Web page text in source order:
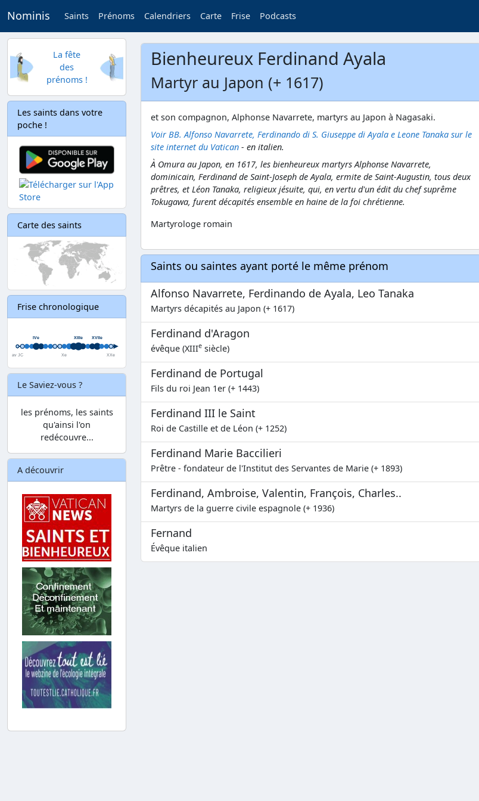
Nominis Saints Prénoms Calendriers Carte Frise Podcasts
La fête
des
prénoms !
Les saints dans votre
poche !
Carte des saints
Frise chronologique
Le Saviez-vous ?
les prénoms, les saints
qu'ainsi l'on
redécouvre...
A découvrir
Bienheureux Ferdinand Ayala
Martyr au Japon (+ 1617)
et son compagnon, Alphonse Navarrete, martyrs au Japon à Nagasaki.
Voir BB. Alfonso Navarrete, Ferdinando di S. Giuseppe di Ayala e Leone Tanaka sur le
site internet du Vatican - en italien.
À Omura au Japon, en 1617, les bienheureux martyrs Alphonse Navarrete,
dominicain, Ferdinand de Saint-Joseph de Ayala, ermite de Saint-Augustin, tous deux
prêtres, et Léon Tanaka, religieux jésuite, qui, en vertu d'un édit du chef suprême
Tokugawa, furent décapités ensemble en haine de la foi chrétienne.
Martyrologe romain
Saints ou saintes ayant porté le même prénom
Alfonso Navarrete, Ferdinando de Ayala, Leo Tanaka
Martyrs décapités au Japon (+ 1617)
Ferdinand d'Aragon
évêque (XIIIe siècle)
Ferdinand de Portugal
Fils du roi Jean 1er (+ 1443)
Ferdinand III le Saint
Roi de Castille et de Léon (+ 1252)
Ferdinand Marie Baccilieri
Prêtre - fondateur de l'Institut des Servantes de Marie (+ 1893)
Ferdinand, Ambroise, Valentin, François, Charles..
Martyrs de la guerre civile espagnole (+ 1936)
Fernand
Évêque italien